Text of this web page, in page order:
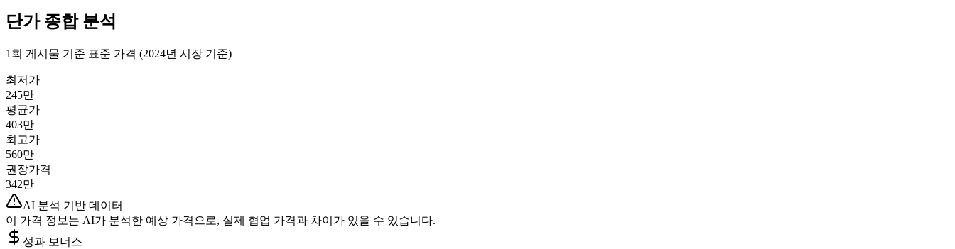
단가종합 분석
1회 게시물 기준 표준 가격 (2024년 시장 기준)
최저가
245만
평균가
403만
최고가
560만
권장가격
342만
AI 분석 기반 데이터
이 가격 정보는 AI가 분석한 예상 가격으로, 실제 협업 가격과 차이가 있을 수 있습니다.
성과 보너스